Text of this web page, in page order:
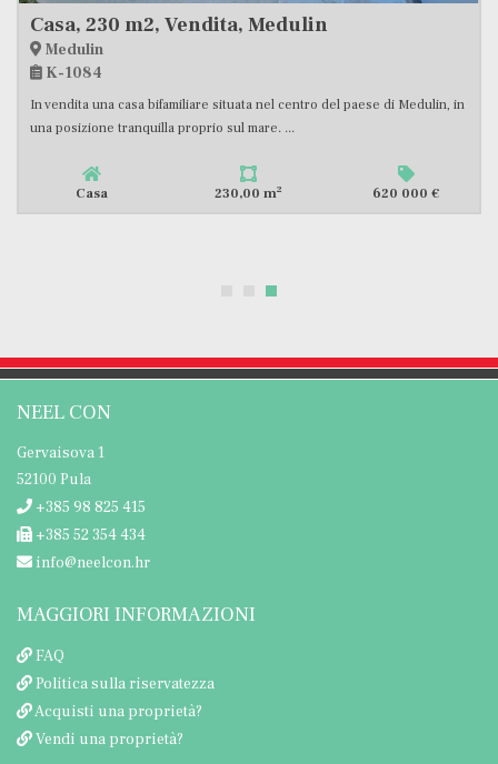
Casa, 230 m2, Vendita, Medulin
Medulin
K-1084
In vendita una casa bifamiliare situata nel centro del paese di Medulin, in
una posizione tranquilla proprio sul mare. ...
Casa 230,00 m2 620 000 €
NEEL CON
Gervaisova 1
52100 Pula
+385 98 825 415
+385 52 354 434
info@neelcon.hr
MAGGIORI INFORMAZIONI
FAQ
Politica sulla riservatezza
Acquisti una proprietà?
Vendi una proprietà?